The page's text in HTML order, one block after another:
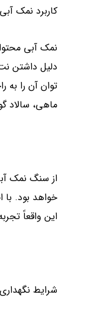
کاربرد نمک
دلیل داشتن
توان آن را به
ماهی، سالاد
از سنگ نمک
خواهد بود. با
این واقعاً
شرایط